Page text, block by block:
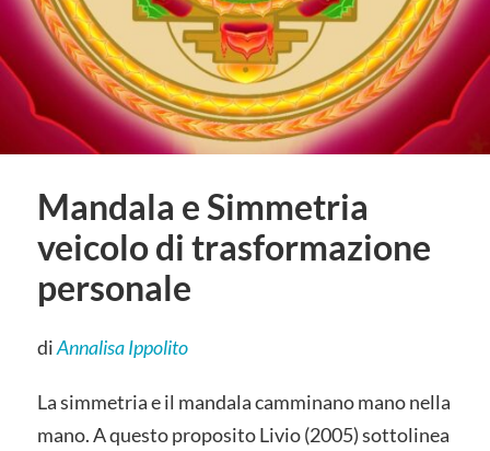
Mandala e Simmetria
veicolo di trasformazione
personale
diAnnalisa Ippolito
La simmetria e il mandala camminano mano nella
mano. A questo proposito Livio (2005) sottolinea